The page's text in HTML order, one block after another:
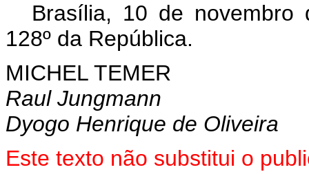
Brasília, 10 de novembro
128º da República.
MICHEL TEMER
Raul Jungmann
Dyogo Henrique de Oliveira
Este texto não substitui o